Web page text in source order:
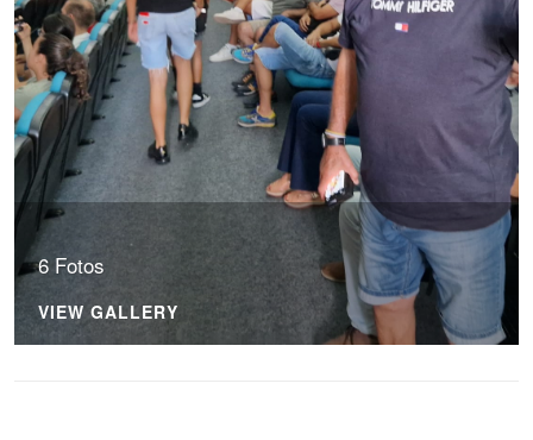
6 Fotos
VIEW GALLERY